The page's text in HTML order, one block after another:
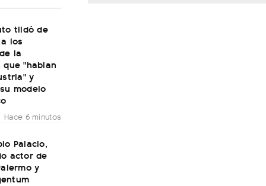
tildó de
los
la
"hablan
y
modelo
Hace 6 minutos
Palacio,
actor de
y